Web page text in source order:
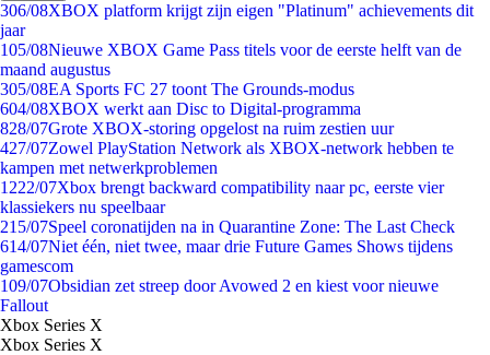
306/08XBOX platform krijgt zijn eigen "Platinum" achievements dit
jaar
105/08Nieuwe XBOX Game Pass titels voor de eerste helft van de
maand augustus
305/08EA Sports FC 27 toont The Grounds-modus
604/08XBOX werkt aan Disc to Digital-programma
828/07Grote XBOX-storing opgelost na ruim zestien uur
427/07Zowel PlayStation Network als XBOX-network hebben te
kampen met netwerkproblemen
1222/07Xbox brengt backward compatibility naar pc, eerste vier
klassiekers nu speelbaar
215/07Speel coronatijden na in Quarantine Zone: The Last Check
614/07Niet één, niet twee, maar drie Future Games Shows tijdens
gamescom
109/07Obsidian zet streep door Avowed 2 en kiest voor nieuwe
Fallout
Xbox Series X
Xbox Series X